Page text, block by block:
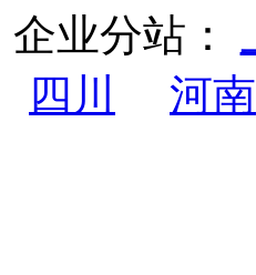
企业分站：
四川
河南